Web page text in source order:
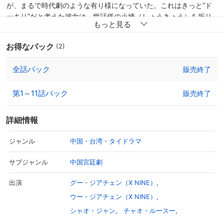
が、まるで時代劇のような有り様になっていた。これはきっと“ド
ッキリ”だと考えた彼女は、世話係の小嬌（しょうきょう）を振り
お得なパック (2)
全話パック 販売終了
第1～11話パック 販売終了
詳細情報
ジャンル 中国・台湾・タイドラマ
サブジャンル 中国宮廷劇
出演
グー・ジアチェン（X NINE）
ウー・ジアチェン（X NINE）
シャオ・ジャン
チャオ・ルースー